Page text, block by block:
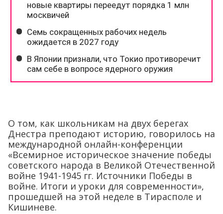
О том, как школьникам на двух берегах
Днестра преподают историю, говорилось на
международной онлайн-конференции
«Всемирное историческое значение победы
советского народа в Великой Отечественной
войне 1941-1945 гг. Источники Победы в
войне. Итоги и уроки для современности»,
прошедшей на этой неделе в Тирасполе и
Кишиневе.